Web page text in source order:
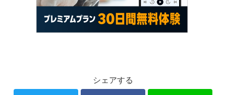
シェアする